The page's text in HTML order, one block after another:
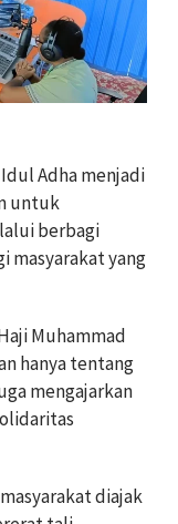
Adha menjadi
untuk
berbagi
masyarakat yang
Muhammad
hanya tentang
mengajarkan
diajak